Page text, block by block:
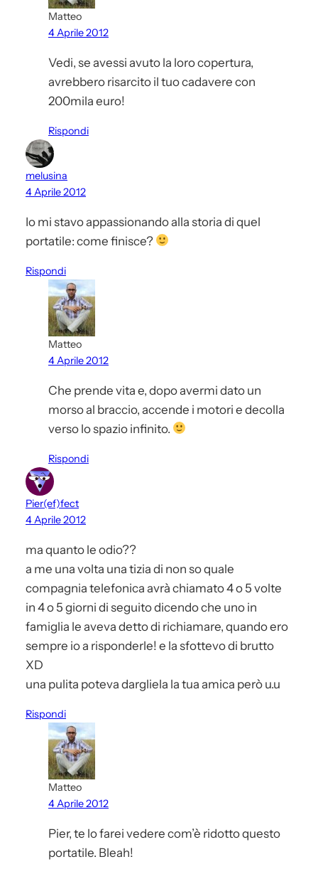
Matteo
4 Aprile 2012
Vedi, se avessi avuto la loro copertura,
avrebbero risarcito il tuo cadavere con
200mila euro!
Rispondi
melusina
4 Aprile 2012
Io mi stavo appassionando alla storia di quel
portatile: come finisce?
Rispondi
Matteo
4 Aprile 2012
Che prende vita e, dopo avermi dato un
morso al braccio, accende i motori e decolla
verso lo spazio infinito.
Rispondi
Pier(ef)fect
4 Aprile 2012
ma quanto le odio??
a me una volta una tizia di non so quale
compagnia telefonica avrà chiamato 4 o 5 volte
in 4 o 5 giorni di seguito dicendo che uno in
famiglia le aveva detto di richiamare, quando ero
sempre io a risponderle! e la sfottevo di brutto
XD
una pulita poteva dargliela la tua amica però u.u
Rispondi
Matteo
4 Aprile 2012
Pier, te lo farei vedere com’è ridotto questo
portatile. Bleah!